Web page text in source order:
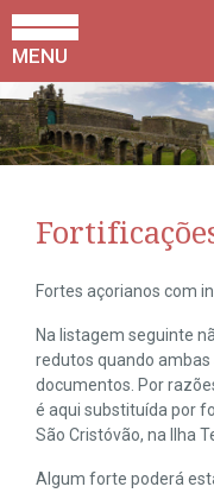
MENU
Fortes açorianos com
Na listagem seguinte
redutos quando ambas
documentos. Por
é aqui substituída por
São Cristóvão, na Ilha
Algum forte poderá